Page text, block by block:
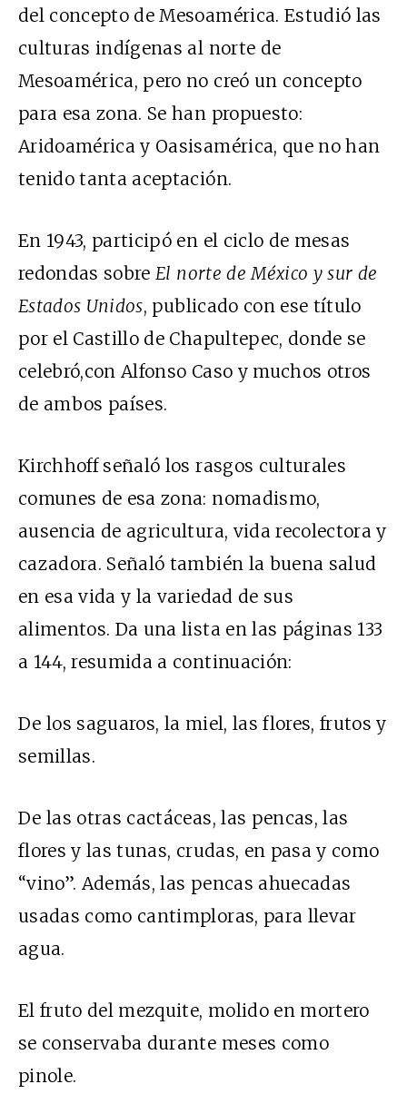
del concepto de Mesoamérica. Estudió las
culturas indígenas al norte de
Mesoamérica, pero no creó un concepto
para esa zona. Se han propuesto:
Aridoamérica y Oasisamérica, que no han
tenido tanta aceptación.
En 1943, participó en el ciclo de mesas
redondas sobreEl norte de México y sur de
Estados Unidos, publicado con ese título
por el Castillo de Chapultepec, donde se
celebró,con Alfonso Caso y muchos otros
de ambos países.
Kirchhoff señaló los rasgos culturales
comunes de esa zona: nomadismo,
ausencia de agricultura, vida recolectora y
cazadora. Señaló también la buena salud
en esa vida y la variedad de sus
alimentos. Da una lista en las páginas 133
a 144, resumida a continuación:
De los saguaros, la miel, las flores, frutos y
semillas.
De las otras cactáceas, las pencas, las
flores y las tunas, crudas, en pasa y como
“vino”. Además, las pencas ahuecadas
usadas como cantimploras, para llevar
agua.
El fruto del mezquite, molido en mortero
se conservaba durante meses como
pinole.